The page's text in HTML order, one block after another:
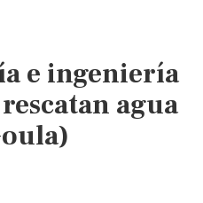
e ingeniería
agua